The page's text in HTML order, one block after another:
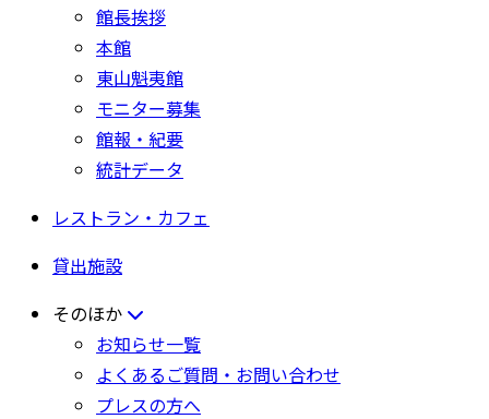
館長挨拶
本館
東山魁夷館
モニター募集
館報・紀要
統計データ
レストラン・カフェ
貸出施設
そのほか
お知らせ一覧
よくあるご質問・お問い合わせ
プレスの方へ